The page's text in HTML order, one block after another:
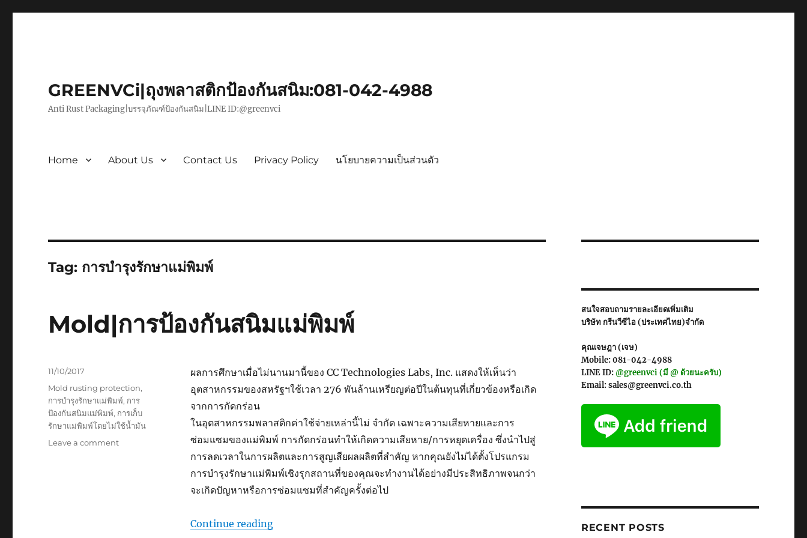
GREENVCi|ถุงพลาสติกป้องกันสนิม:081-042-4988
Anti Rust Packaging|บรรจุภัณฑ์ป้องกันสนิม|LINE ID:@greenvci
Home About Us Contact Us Privacy Policy นโยบายความเป็นส่วนตัว
Tag: การบำรุงรักษาแม่พิมพ์
Mold|การป้องกันสนิมแม่พิมพ์
ผลการศึกษาเมื่อไม่นานมานี้ของ CC Technologies Labs, Inc. แสดงให้เห็นว่า
อุตสาหกรรมของสหรัฐฯใช้เวลา 276 พันล้านเหรียญต่อปีในต้นทุนที่เกี่ยวข้องหรือเกิด
จากการกัดกร่อน
ในอุตสาหกรรมพลาสติกค่าใช้จ่ายเหล่านี้ไม่ จำกัด เฉพาะความเสียหายและการ
ซ่อมแซมของแม่พิมพ์ การกัดกร่อนทำให้เกิดความเสียหาย/การหยุดเครื่อง ซึ่งนำไปสู่
การลดเวลาในการผลิตและการสูญเสียผลผลิตที่สำคัญ หากคุณยังไม่ได้ตั้งโปรแกรม
การบำรุงรักษาแม่พิมพ์เชิงรุกสถานที่ของคุณจะทำงานได้อย่างมีประสิทธิภาพจนกว่า
จะเกิดปัญหาหรือการซ่อมแซมที่สำคัญครั้งต่อไป
Continue reading“Mold|การป้องกันสนิมแม่พิมพ์”
Posted
11/10/2017
Tags
Mold rusting protection,
การบำรุงรักษาแม่พิมพ์, การ
ป้องกันสนิมแม่พิมพ์, การเก็บ
รักษาแม่พิมพ์โดยไม่ใช้น้ำมัน
Leave a commenton
สนใจสอบถามรายละเอียดเพิ่มเติม
บริษัท กรีนวีซีไอ (ประเทศไทย)จำกัด
คุณเจษฎา (เจษ)
Mobile: 081-042-4988
LINE ID: @greenvci (มี @ ด้วยนะครับ)
Email: sales@greenvci.co.th
RECENT POSTS